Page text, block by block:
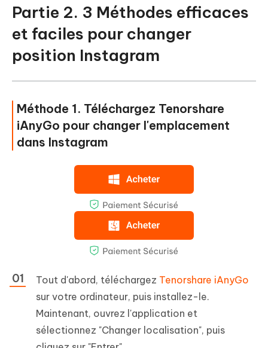
Partie 2. 3 Méthodes efficaces
et faciles pour changer
position Instagram
Méthode 1. Téléchargez Tenorshare
iAnyGo pour changer l'emplacement
dans Instagram
Tout d'abord, téléchargez Tenorshare iAnyGo
sur votre ordinateur, puis installez-le.
Maintenant, ouvrez l'application et
sélectionnez "Changer localisation", puis